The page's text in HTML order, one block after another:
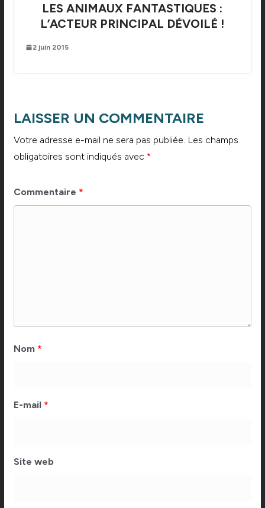
LES ANIMAUX FANTASTIQUES :
L’ACTEUR PRINCIPAL DÉVOILÉ !
2 juin 2015
LAISSER UN COMMENTAIRE
Votre adresse e-mail ne sera pas publiée. Les champs
obligatoires sont indiqués avec *
Commentaire *
Nom *
E-mail *
Site web